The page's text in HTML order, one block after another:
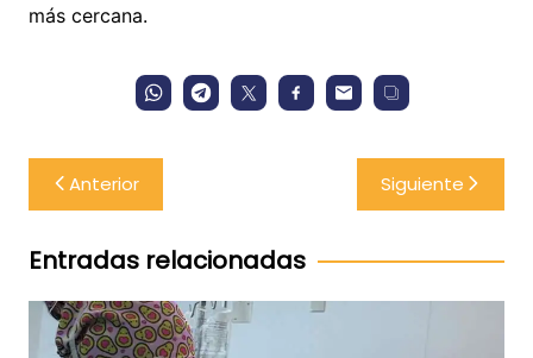
más cercana.
Navegación
de
entradas
Anterior Siguiente
Entradas relacionadas